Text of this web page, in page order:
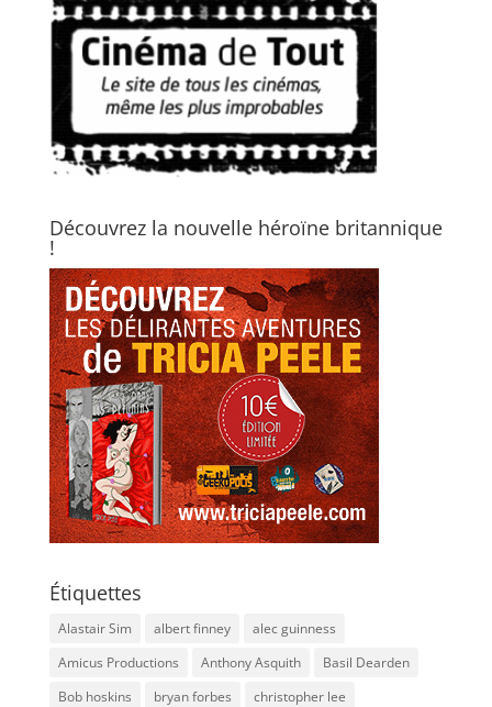
Découvrez la nouvelle héroïne britannique
!
Étiquettes
Alastair Sim albert finney
alec guinness
Amicus Productions
Anthony Asquith
Basil Dearden
Bob hoskins
bryan forbes
christopher lee